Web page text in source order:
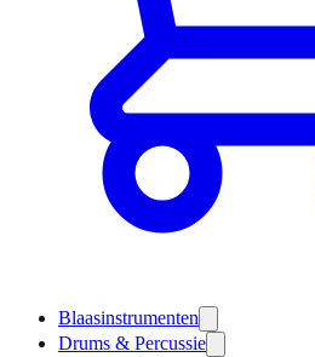
Blaasinstrumenten
Drums & Percussie